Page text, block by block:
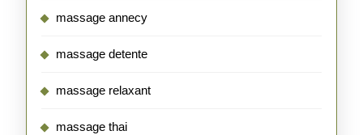
massage annecy
massage detente
massage relaxant
massage thai